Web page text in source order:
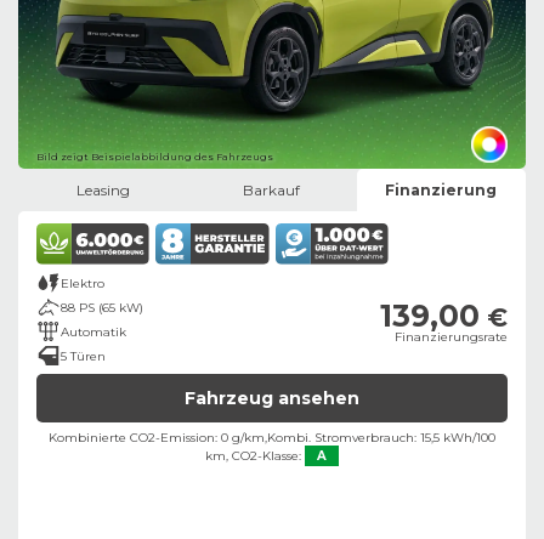
Bild zeigt Beispielabbildung des Fahrzeugs
Leasing Barkauf Finanzierung
Elektro
88 PS (65 kW)
Automatik
5 Türen
139,00 €
Finanzierungsrate
Fahrzeug ansehen
Kombinierte CO2-Emission: 0 g/km,Kombi. Stromverbrauch: 15,5 kWh/100
km, CO2-Klasse: A